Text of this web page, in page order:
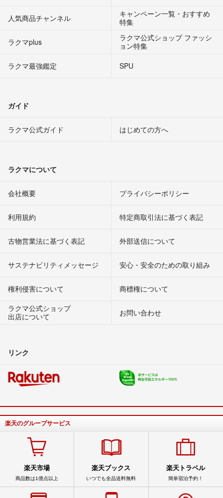
人気商品チャンネル
キャンペーン一覧・おすすめ
特集
ラクマplus
ラクマ公式ショップ ファッシ
ョン特集
ラクマ最強鑑定
SPU
ガイド
ラクマ公式ガイド はじめての方へ
ラクマについて
会社概要 プライバシーポリシー
利用規約 特定商取引法に基づく表記
古物営業法に基づく表記 外部送信について
サステナビリティメッセージ 安心・安全のための取り組み
権利侵害について
商標権について
ラクマ公式ショップ
出店について
お問い合わせ
リンク
楽天のグループサービス
楽天市場
商品数は1億点以上
楽天ブックス
いつでも全品送料無料
楽天トラベル
簡単宿泊予約！